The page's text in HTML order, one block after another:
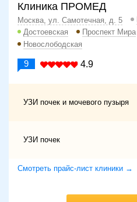
Клиника ПРОМЕД
Москва, ул. Самотечная, д. 5
Достоевская
Проспект Мира
Новослободская
9 4.9
УЗИ почек и мочевого пузыря
УЗИ почек
Смотреть прайс-лист клиники →